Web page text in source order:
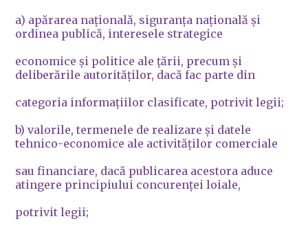
a) apărarea naţională, siguranţa naţională şi
ordinea publică, interesele strategice
economice şi politice ale ţării, precum şi
deliberările autorităţilor, dacă fac parte din
categoria informaţiilor clasificate, potrivit legii;
b) valorile, termenele de realizare şi datele
tehnico-economice ale activităţilor comerciale
sau financiare, dacă publicarea acestora aduce
atingere principiului concurenţei loiale,
potrivit legii;